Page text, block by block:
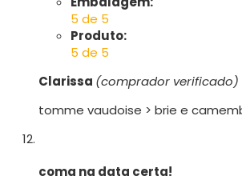
5 de 5
Produto:
5 de 5
Clarissa (comprador verificado)
tomme vaudoise > brie e
coma na data certa!